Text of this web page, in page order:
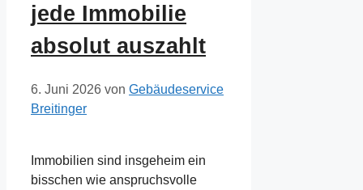
jede Immobilie
absolut auszahlt
6. Juni 2026 von Gebäudeservice
Breitinger
Immobilien sind insgeheim ein
bisschen wie anspruchsvolle